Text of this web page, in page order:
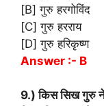
[B] गुरु हरगोविंद
[C] गुरु हरराय
[D] गुरु हरिकृष्ण
Answer :- B
9.) किस सिख गुरु